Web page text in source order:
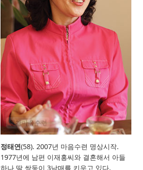
정태연(58). 2007년 마음수련 명상시작.
1977년에 남편 이재홍씨와 결혼해서 아들
하나 딸 쌍둥이 3남매를 키우고 있다.